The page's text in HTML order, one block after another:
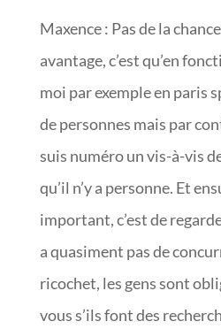
Maxence : Pas de la
avantage, c’est qu’en
moi par exemple en paris
de personnes mais par
suis numéro un vis-à-vis
qu’il n’y a personne. Et
important, c’est de
a quasiment pas de
ricochet, les gens sont
vous s’ils font des